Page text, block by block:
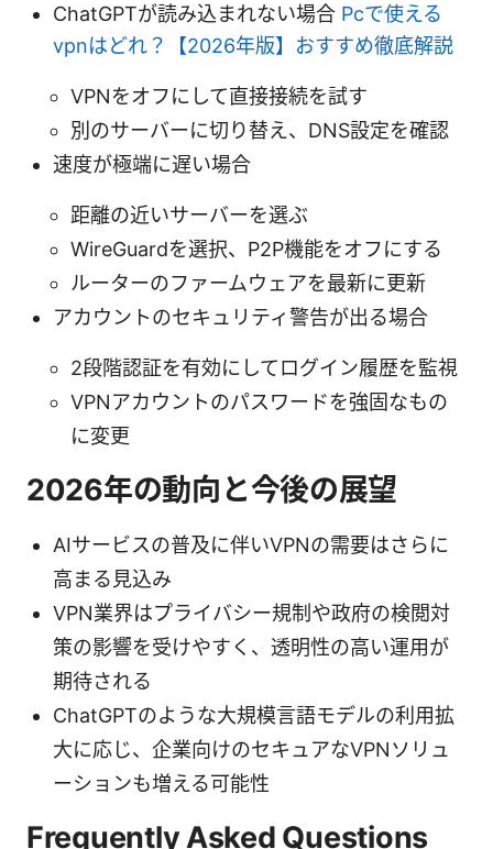
ChatGPTが読み込まれない場合 Pcで使える
vpnはどれ？【2026年版】おすすめ徹底解説
VPNをオフにして直接接続を試す
別のサーバーに切り替え、DNS設定を確認
速度が極端に遅い場合
距離の近いサーバーを選ぶ
WireGuardを選択、P2P機能をオフにする
ルーターのファームウェアを最新に更新
アカウントのセキュリティ警告が出る場合
2段階認証を有効にしてログイン履歴を監視
VPNアカウントのパスワードを強固なもの
に変更
2026年の動向と今後の展望
AIサービスの普及に伴いVPNの需要はさらに
高まる見込み
VPN業界はプライバシー規制や政府の検閲対
策の影響を受けやすく、透明性の高い運用が
期待される
ChatGPTのような大規模言語モデルの利用拡
大に応じ、企業向けのセキュアなVPNソリュ
ーションも増える可能性
Frequently Asked Questions